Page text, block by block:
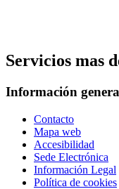
Servicios mas
Información
Contacto
Mapa web
Accesibilidad
Sede Electrónica
Información Legal
Política de cookies